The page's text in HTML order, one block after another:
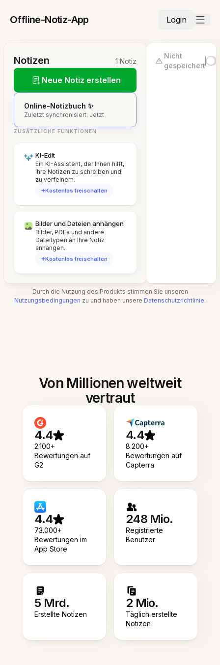
Offline-Notiz-App Login
Notizen 1 Notiz
Neue Notiz erstellen
Online-Notizbuch ✨
Zuletzt synchronisiert: Jetzt
ZUSÄTZLICHE FUNKTIONEN
KI-Edit
Ein KI-Assistent, der Ihnen hilft,
Ihre Notizen zu schreiben und
zu verfeinern.
Kostenlos freischalten
Bilder und Dateien anhängen
Bilder, PDFs und andere
Dateitypen an Ihre Notiz
anhängen.
Kostenlos freischalten
Nicht
gespeichert
Durch die Nutzung des Produkts stimmen Sie unseren
Nutzungsbedingungen zu und haben unsere Datenschutzrichtlinie.
Von Millionen weltweit
vertraut
4.4
2.100+
Bewertungen auf
G2
4.4
8.200+
Bewertungen auf
Capterra
4.4
73.000+
Bewertungen im
App Store
248 Mio.
Registrierte
Benutzer
5 Mrd.
Erstellte Notizen
2 Mio.
Täglich erstellte
Notizen